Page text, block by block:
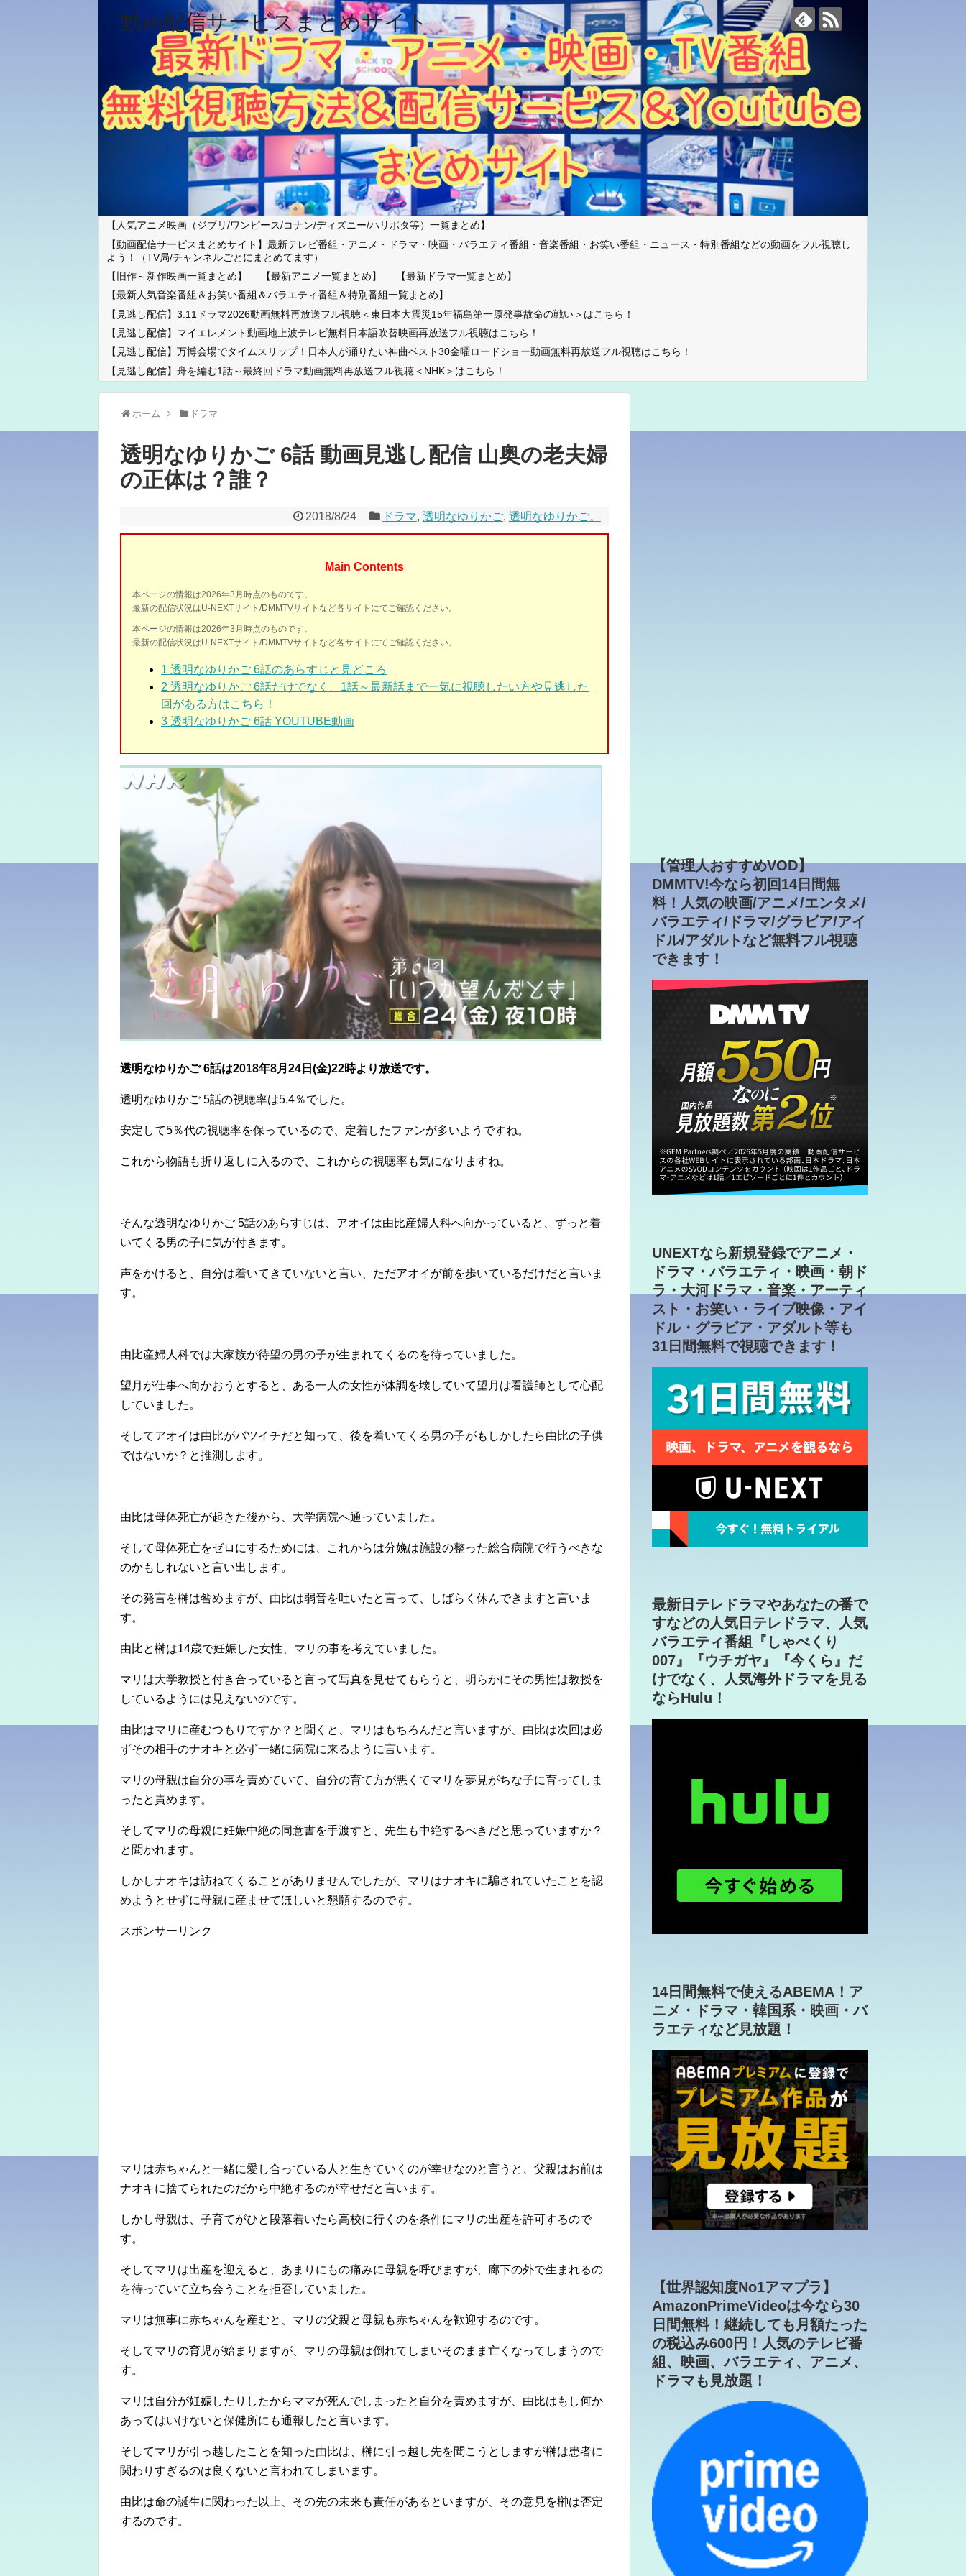
動画配信サービスまとめサイト
【人気アニメ映画（ジブリ/ワンピース/コナン/ディズニー/ハリポタ等）一覧まとめ】
【動画配信サービスまとめサイト】最新テレビ番組・アニメ・ドラマ・映画・バラエティ番組・音楽番組・お笑い番組・ニュース・特別番組などの動画をフル視聴し
よう！（TV局/チャンネルごとにまとめてます）
【旧作～新作映画一覧まとめ】
【最新アニメ一覧まとめ】
【最新ドラマ一覧まとめ】
【最新人気音楽番組＆お笑い番組＆バラエティ番組＆特別番組一覧まとめ】
【見逃し配信】3.11ドラマ2026動画無料再放送フル視聴＜東日本大震災15年福島第一原発事故命の戦い＞はこちら！
【見逃し配信】マイエレメント動画地上波テレビ無料日本語吹替映画再放送フル視聴はこちら！
【見逃し配信】万博会場でタイムスリップ！日本人が踊りたい神曲ベスト30金曜ロードショー動画無料再放送フル視聴はこちら！
【見逃し配信】舟を編む1話～最終回ドラマ動画無料再放送フル視聴＜NHK＞はこちら！
ホーム ドラマ
透明なゆりかご 6話 動画見逃し配信 山奥の老夫婦
の正体は？誰？
2018/8/24 ドラマ, 透明なゆりかご, 透明なゆりかご。
Main Contents
本ページの情報は2026年3月時点のものです。
最新の配信状況はU-NEXTサイト/DMMTVサイトなど各サイトにてご確認ください。
本ページの情報は2026年3月時点のものです。
最新の配信状況はU-NEXTサイト/DMMTVサイトなど各サイトにてご確認ください。
1 透明なゆりかご 6話のあらすじと見どころ
2 透明なゆりかご 6話だけでなく、1話～最新話まで一気に視聴したい方や見逃した
回がある方はこちら！
3 透明なゆりかご 6話 YOUTUBE動画
透明なゆりかご 6話は2018年8月24 日(金)22時より放送です。
透明なゆりかご 5話の視聴率は5.4％でした。
安定して5％代の視聴率を保っているので、定着したファンが多いようですね。
これから物語も折り返しに入るので、これからの視聴率も気になりますね。
そんな透明なゆりかご 5話のあらすじは、アオイは由比産婦人科へ向かっていると、ずっと着
いてくる男の子に気が付きます。
声をかけると、自分は着いてきていないと言い、ただアオイが前を歩いているだけだと言いま
す。
由比産婦人科では大家族が待望の男の子が生まれてくるのを待っていました。
望月が仕事へ向かおうとすると、ある一人の女性が体調を壊していて望月は看護師として心配
していました。
そしてアオイは由比がバツイチだと知って、後を着いてくる男の子がもしかしたら由比の子供
ではないか？と推測します。
由比は母体死亡が起きた後から、大学病院へ通っていました。
そして母体死亡をゼロにするためには、これからは分娩は施設の整った総合病院で行うべきな
のかもしれないと言い出します。
その発言を榊は咎めますが、由比は弱音を吐いたと言って、しばらく休んできますと言いま
す。
由比と榊は14歳で妊娠した女性、マリの事を考えていました。
マリは大学教授と付き合っていると言って写真を見せてもらうと、明らかにその男性は教授を
しているようには見えないのです。
由比はマリに産むつもりですか？と聞くと、マリはもちろんだと言いますが、由比は次回は必
ずその相手のナオキと必ず一緒に病院に来るように言います。
マリの母親は自分の事を責めていて、自分の育て方が悪くてマリを夢見がちな子に育ってしま
ったと責めます。
そしてマリの母親に妊娠中絶の同意書を手渡すと、先生も中絶するべきだと思っていますか？
と聞かれます。
しかしナオキは訪ねてくることがありませんでしたが、マリはナオキに騙されていたことを認
めようとせずに母親に産ませてほしいと懇願するのです。
スポンサーリンク
マリは赤ちゃんと一緒に愛し合っている人と生きていくのが幸せなのと言うと、父親はお前は
ナオキに捨てられたのだから中絶するのが幸せだと言います。
しかし母親は、子育てがひと段落着いたら高校に行くのを条件にマリの出産を許可するので
す。
そしてマリは出産を迎えると、あまりにもの痛みに母親を呼びますが、廊下の外で生まれるの
を待っていて立ち会うことを拒否していました。
マリは無事に赤ちゃんを産むと、マリの父親と母親も赤ちゃんを歓迎するのです。
そしてマリの育児が始まりますが、マリの母親は倒れてしまいそのまま亡くなってしまうので
す。
マリは自分が妊娠したりしたからママが死んでしまったと自分を責めますが、由比はもし何か
あってはいけないと保健所にも通報したと言います。
そしてマリが引っ越したことを知った由比は、榊に引っ越し先を聞こうとしますが榊は患者に
関わりすぎるのは良くないと言われてしまいます。
由比は命の誕生に関わった以上、その先の未来も責任があるといますが、その意見を榊は否定
するのです。
【管理人おすすめVOD】
DMMTV!今なら初回14日間無
料！人気の映画/アニメ/エンタメ/
バラエティ/ドラマ/グラビア/アイ
ドル/アダルトなど無料フル視聴
できます！
UNEXTなら新規登録でアニメ・
ドラマ・バラエティ・映画・朝ド
ラ・大河ドラマ・音楽・アーティ
スト・お笑い・ライブ映像・アイ
ドル・グラビア・アダルト等も
31日間無料で視聴できます！
最新日テレドラマやあなたの番で
すなどの人気日テレドラマ、人気
バラエティ番組『しゃべくり
007』『ウチガヤ』『今くら』だ
けでなく、人気海外ドラマを見る
ならHulu！
14日間無料で使えるABEMA！ア
ニメ・ドラマ・韓国系・映画・バ
ラエティなど見放題！
【世界認知度No1アマプラ】
AmazonPrimeVideoは今なら30
日間無料！継続しても月額たった
の税込み600円！人気のテレビ番
組、映画、バラエティ、アニメ、
ドラマも見放題！